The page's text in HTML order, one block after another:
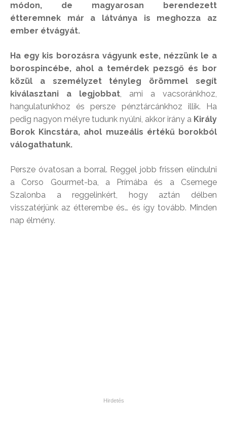
módon, de magyarosan berendezett
étteremnek már a látványa is meghozza az
ember étvágyát.
Ha egy kis borozásra vágyunk este, nézzünk le a
borospincébe, ahol a temérdek pezsgő és bor
közül a személyzet tényleg örömmel segít
kiválasztani a legjobbat, ami a vacsoránkhoz,
hangulatunkhoz és persze pénztárcánkhoz illik. Ha
pedig nagyon mélyre tudunk nyúlni, akkor irány a Király
Borok Kincstára, ahol muzeális értékű borokból
válogathatunk.
Persze óvatosan a borral. Reggel jobb frissen elindulni
a Corso Gourmet-ba, a Prímába és a Csemege
Szalonba a reggelinkért, hogy aztán délben
visszatérjünk az étterembe és… és így tovább. Minden
nap élmény.